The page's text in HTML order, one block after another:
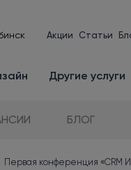
Акции Статьи
Другие услуги
БЛОГ
Первая конференция «CRM